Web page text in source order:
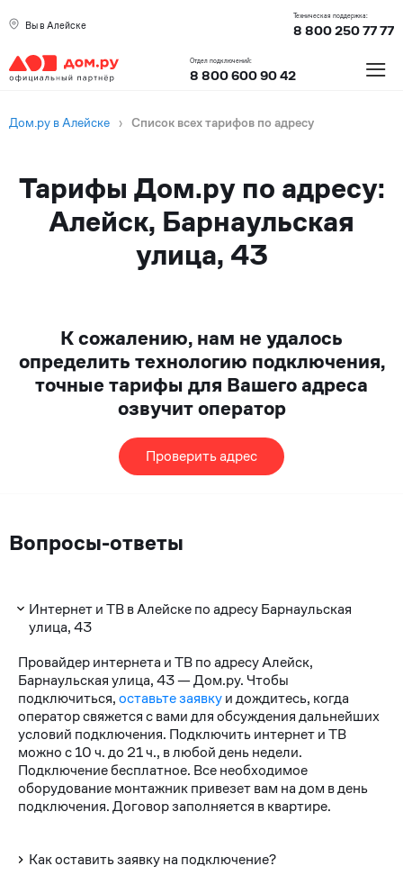
Вы в Алейске
Техническая поддержка:
8 800 250 77 77
Отдел подключений:
8 800 600 90 42 ≡
Дом.ру в Алейске › Список всех тарифов по адресу
Тарифы Дом.ру по адресу:
Алейск, Барнаульская
улица, 43
К сожалению, нам не удалось
определить технологию подключения,
точные тарифы для Вашего адреса
озвучит оператор
Проверить адрес
Вопросы-ответы
Интернет и ТВ в Алейске по адресу Барнаульская
улица, 43
Провайдер интернета и ТВ по адресу Алейск,
Барнаульская улица, 43 — Дом.ру. Чтобы
подключиться,оставьте заявкуи дождитесь, когда
оператор свяжется с вами для обсуждения дальнейших
условий подключения. Подключить интернет и ТВ
можно с 10 ч. до 21 ч., в любой день недели.
Подключение бесплатное. Все необходимое
оборудование монтажник привезет вам на дом в день
подключения. Договор заполняется в квартире.
Как оставить заявку на подключение?